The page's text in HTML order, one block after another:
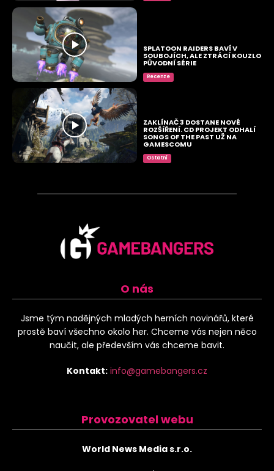
SPLATOON RAIDERS BAVÍ V
SOUBOJÍCH, ALE ZTRÁCÍ KOUZLO
PŮVODNÍ SÉRIE
Recenze
ZAKLÍNAČ 3 DOSTANE NOVÉ
ROZŠÍŘENÍ. CD PROJEKT ODHALÍ
SONGS OF THE PAST UŽ NA
GAMESCOMU
Ostatní
O nás
Jsme tým nadějných mladých herních novinářů, které
prostě baví všechno okolo her. Chceme vás nejen něco
naučit, ale především vás chceme bavit.
Kontakt: info@gamebangers.cz
Provozovatel webu
World News Media s.r.o.